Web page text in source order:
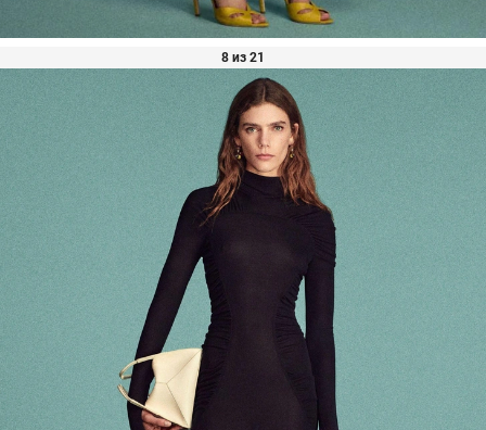
8 из 21